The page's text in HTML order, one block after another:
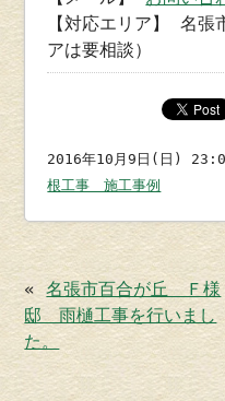
【対応エリア】 名
アは要相談）
2016年10月9日(日)
根工事 施工事例
«名張市百合が丘 Ｆ様
邸 雨樋工事を行いまし
た。